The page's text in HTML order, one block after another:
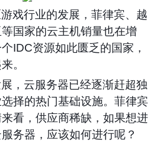
戏行业的发展，菲律宾、越
国家的云主机销量也在增
IDC资源如此匮乏的国家，
。
，云服务器已经逐渐赶超独
择的热门基础设施。菲律宾
看，供应商稀缺，如果想进
务器，应该如何进行呢？